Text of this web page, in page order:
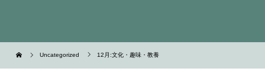
Uncategorized 12月:文化・趣味・教養